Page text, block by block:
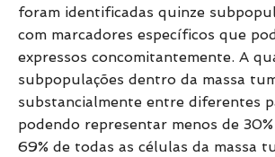
foram identificadas quinze
com marcadores específicos que
expressos concomitantemente. A
subpopulações dentro da massa
substancialmente entre diferentes
podendo representar menos de
69% de todas as células da massa